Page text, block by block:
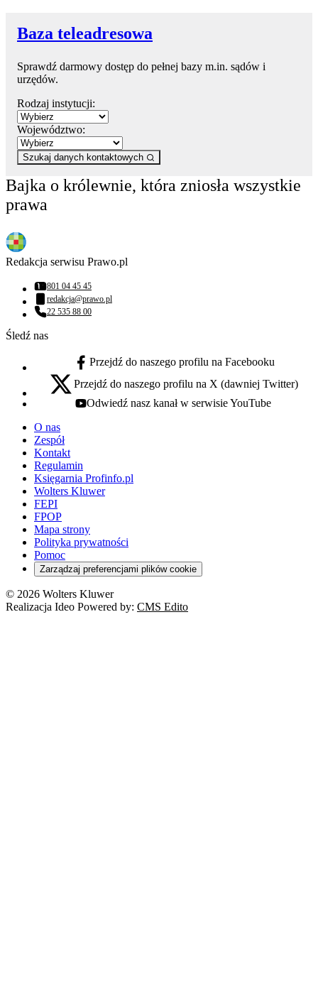
Baza teleadresowa
Sprawdź darmowy dostęp do pełnej bazy m.in. sądów i
urzędów.
Rodzaj instytucji:
Województwo:
Szukaj danych kontaktowych
Bajka o królewnie, która zniosła wszystkie
prawa
Redakcja serwisu Prawo.pl
Numer telefonu:
801 04 45 45
Adres email:
redakcja@prawo.pl
Numer telefonu:
22 535 88 00
Śledź nas
facebook - otwiera się w nowej karcie
Przejdź do naszego profilu na Facebooku
x - otwiera się w nowej karcie
Przejdź do naszego profilu na X (dawniej Twitter)
youtube - otwiera się w nowej karcie
Odwiedź nasz kanał w serwisie YouTube
O nas
Zespół
Kontakt
Regulamin
Księgarnia Profinfo.pl
Wolters Kluwer
FEPI
FPOP
Mapa strony
Polityka prywatności
Pomoc
Zarządzaj preferencjami plików cookie
© 2026 Wolters Kluwer
Realizacja Ideo Powered by: CMS Edito